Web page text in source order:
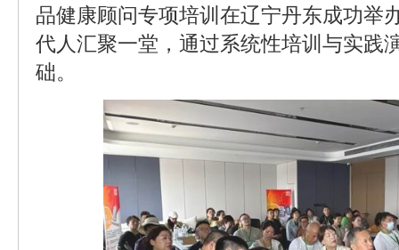
品健康顾问专项培训在辽宁丹东成功举
代人汇聚一堂，通过系统性培训与实践
础。